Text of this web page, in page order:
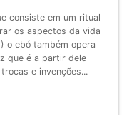
consiste em um ritual
os aspectos da vida
o ebó também opera
que é a partir dele
e invenções...